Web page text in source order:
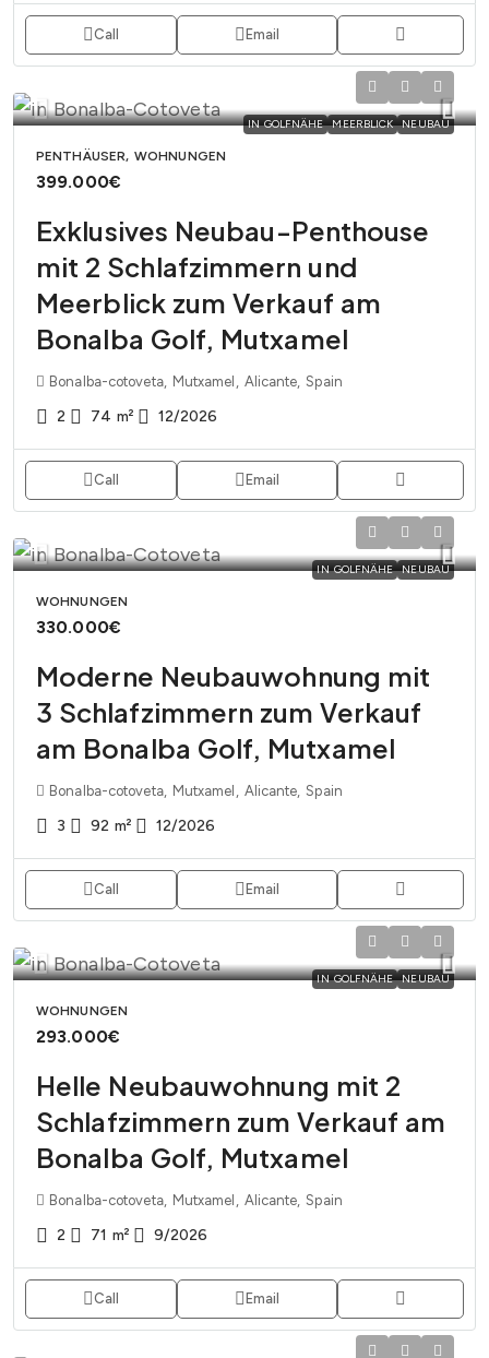
Call Email
IN GOLFNÄHE MEERBLICK NEUBAU
PENTHÄUSER, WOHNUNGEN
399.000€
Exklusives Neubau-Penthouse
mit 2 Schlafzimmern und
Meerblick zum Verkauf am
Bonalba Golf, Mutxamel
Bonalba-cotoveta, Mutxamel, Alicante, Spain
2 74 m² 12/2026
Call Email
IN GOLFNÄHE NEUBAU
WOHNUNGEN
330.000€
Moderne Neubauwohnung mit
3 Schlafzimmern zum Verkauf
am Bonalba Golf, Mutxamel
Bonalba-cotoveta, Mutxamel, Alicante, Spain
3 92 m² 12/2026
Call Email
IN GOLFNÄHE NEUBAU
WOHNUNGEN
293.000€
Helle Neubauwohnung mit 2
Schlafzimmern zum Verkauf am
Bonalba Golf, Mutxamel
Bonalba-cotoveta, Mutxamel, Alicante, Spain
2 71 m² 9/2026
Call Email